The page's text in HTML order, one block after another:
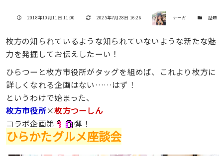
投稿日
2018年10月11日 11:00 更新日
2025年7月28日 16:26 著者 ナーガ カテゴリー
話題
枚方の知られているような知られていないような新たな魅
力を発掘してお伝えしたーい！
ひらつーと枚方市役所がタッグを組めば、これより枚方に
詳しくなれる企画はない……はず！
というわけで始まった、
枚方市役所×枚方つーしん
コラボ企画第
弾！
ひらかたグルメ座談会